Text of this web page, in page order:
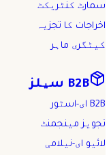
سمارٹ کنٹریکٹ
اخراجات کا تجزیہ
کیٹگری ماہر
B2B سیلز
B2B ای-اسٹور
تجویز مینجمنٹ
لائیو ای-نیلامی